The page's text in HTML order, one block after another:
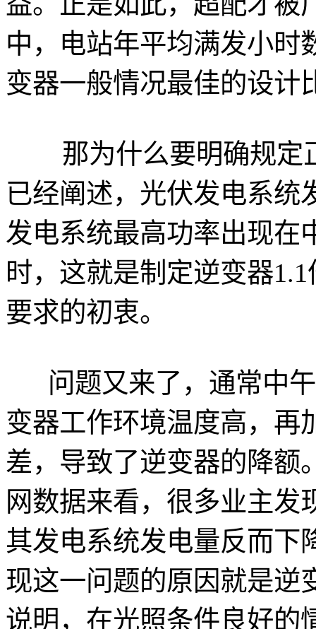
中，电站年平均满发小时
变器一般情况最佳的设计
那为什么要明确规定
已经阐述，光伏发电系统
发电系统最高功率出现在
时，这就是制定逆变器
要求的初衷。
问题又来了，通常中午
变器工作环境温度高，再
差，导致了逆变器的降额
网数据来看，很多业主发
其发电系统发电量反而下
现这一问题的原因就是逆
说明，在光照条件良好的